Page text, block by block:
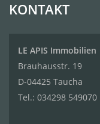
KONTAKT
LE APIS Immobilien
Brauhausstr. 19
D-04425 Taucha
Tel.: 034298 549070